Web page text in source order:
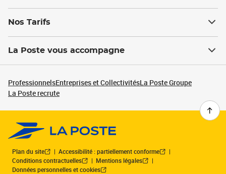
Nos Tarifs
La Poste vous accompagne
ProfessionnelsEntreprises et CollectivitésLa Poste Groupe
La Poste recrute
Plan du site
Accessibilité : partiellement conforme
Conditions contractuelles
Mentions légales
Données personnelles et cookies